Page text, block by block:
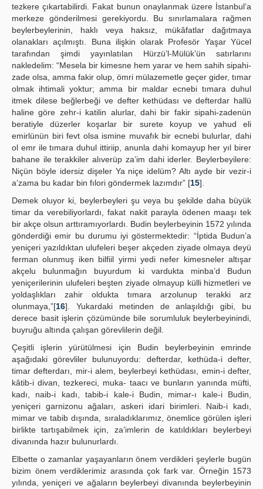
tezkere çıkartabilirdi. Fakat bunun onaylanmak üzere İstanbul’a
merkeze gönderilmesi gerekiyordu. Bu sınırlamalara rağmen
beylerbeylerinin, haklı veya haksız, mükâfatlar dağıtmaya
olanakları açılmıştı. Buna ilişkin olarak Profesör Yaşar Yücel
tarafından şimdi yayınlatılan Hürzü’l-Mülük’ün satırlarını
nakledelim: “Mesela bir kimesne hem yarar ve hem sahih sipahi-
zade olsa, amma fakir olup, ömri mülazemetle geçer gider, tımar
olmak ihtimali yoktur; amma bir maldar ecnebi tımara duhul
itmek dilese beğlerbeği ve defter kethüdası ve defterdar hallü
haline göre zehr-i katilin alurlar, dahi bir fakir sipahi-zadenün
beratiyle düzerler koşarlar bir surete koyup ve yahud eli
emirlünün biri fevt olsa ismine muvafık bir ecnebi bulurlar, dahi
ol emr ile tımara duhul ittiriip, anunla dahi komayup her yıl birer
bahane ile terakkiler alıverüp za’im dahi iderler. Beylerbeyilere:
Niçün böyle idersiz dişeler Ya niçe idelüm? Altı ayde bir vezir-i
a’zama bu kadar bin fılori göndermek lazımdır” [15].
Demek oluyor ki, beylerbeyleri şu veya bu şekilde daha büyük
timar da verebiliyorlardı, fakat nakit parayla ödenen maaşı tek
bir akçe olsun arttıramıyorlardı. Budin beylerbeyinin 1572 yılında
gönderdiği emir bu durumu iyi göstermektedir: “İptida Budun’a
yeniçeri yazıldıktan ulufeleri beşer akçeden ziyade olmaya deyü
ferman olunmuş iken bilfiil yirmi yedi nefer kimesneler altışar
akçelu bulunmağın buyurdum ki vardukta minba’d Budun
yeniçerilerinin ulufeleri beşten ziyade olmayup külli hizmetleri ve
yoldaşlıkları zahir oldukta tımara arzolunup terakki arz
olunmaya,”[16]. Yukardaki metinden de anlaşıldığı gibi, bu
derece basit işlerin çözümünde bile sorumluluk beylerbeyinindi,
buyruğu altında çalışan görevlilerin değil.
Çeşitli işlerin yürütülmesi için Budin beylerbeyinin emrinde
aşağıdaki görevliler bulunuyordu: defterdar, kethüda-i defter,
timar defterdarı, mir-i alem, beylerbeyi kethüdası, emin-i defter,
kâtib-i divan, tezkereci, muka- taacı ve bunların yanında müfti,
kadı, naib-i kadı, tabib-i kale-i Budin, mimar-ı kale-i Budin,
yeniçeri garnizonu ağaları, askeri idari birimleri. Naib-i kadı,
mimar ve tabib dışında, sıraladıklarımız, önemlice görülen işleri
birlikte tartışabilmek için, za’imlerin de katıldıkları beylerbeyi
divanında hazır bulunurlardı.
Elbette o zamanlar yaşayanların önem verdikleri şeylerle bugün
bizim önem verdiklerimiz arasında çok fark var. Örneğin 1573
yılında, yeniçeri ve ağaların beylerbeyi divanında beylerbeyinin